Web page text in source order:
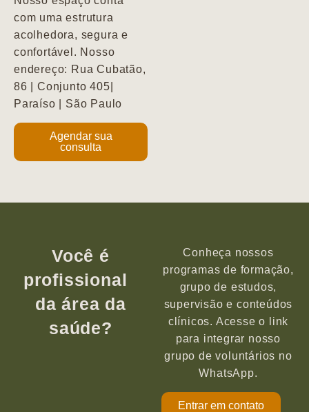
com uma estrutura
acolhedora, segura e
confortável. Nosso
endereço: Rua Cubatão,
86 | Conjunto 405|
Paraíso | São Paulo
Agendar sua
consulta
Você é
profissional
da área da
saúde?
Conheça nossos
programas de formação,
grupo de estudos,
supervisão e conteúdos
clínicos. Acesse o link
para integrar nosso
grupo de voluntários no
WhatsApp.
Entrar em contato